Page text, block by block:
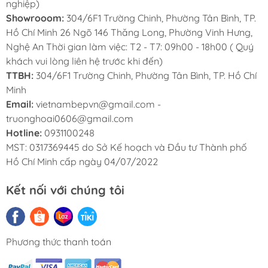
Màng RO 100GPD thay nhanh MỸ.
Điện áp 220V - 50Hz
Kích thước có tủ (RxSxC) 290 x 340 x 900
mm
nghiệp)
Showrooom: 304/6F1 Trường Chinh, Phường Tân Bình, TP.
Hồ Chí Minh 26 Ngõ 146 Thăng Long, Phường Vinh Hưng,
Nghệ An Thời gian làm việc: T2 - T7: 09h00 - 18h00 ( Quý
khách vui lòng liên hệ trước khi đến)
TTBH: 304/6F1 Trường Chinh, Phường Tân Bình, TP. Hồ Chí
Minh
Email: vietnambepvn@gmail.com -
truonghoai0606@gmail.com
Hotline: 0931100248
MST: 0317369445 do Sở Kế hoạch và Đầu tư Thành phố
Hồ Chí Minh cấp ngày 04/07/2022
Kết nối với chúng tôi
Phương thức thanh toán